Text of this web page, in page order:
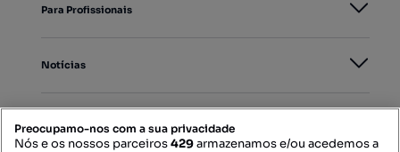
Para Profissionais
Notícias
Preocupamo-nos com a sua privacidade
Nós e os nossos parceiros429armazenamos e/ou acedemos a